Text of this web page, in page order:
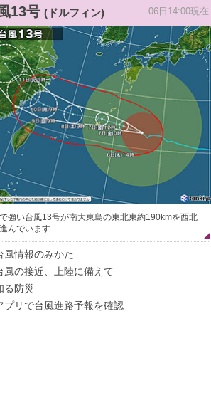
13号 (ドルフィン) 06日14:00現在
強い台風13号が南大東島の東北東約190kmを西北
んでいます
風情報のみかた
風の接近、上陸に備えて
る防災
プリで台風進路予報を確認